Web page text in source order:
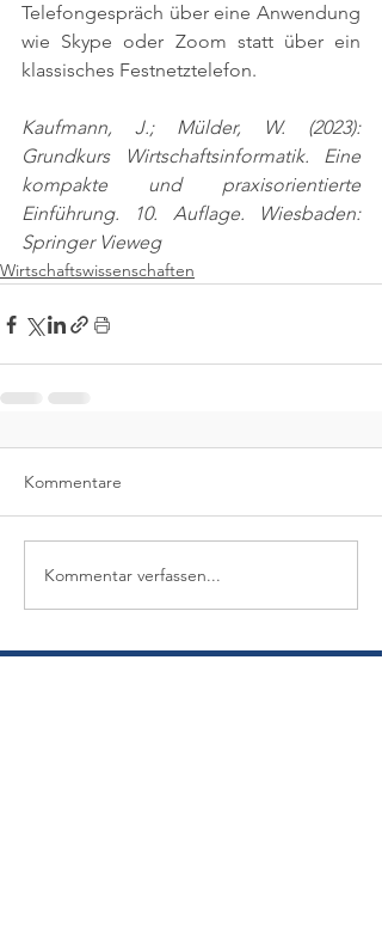
Telefongespräch über eine Anwendung
wie Skype oder Zoom statt über ein
klassisches Festnetztelefon.
Kaufmann, J.; Mülder, W. (2023):
Grundkurs Wirtschaftsinformatik. Eine
kompakte und praxisorientierte
Einführung. 10. Auflage. Wiesbaden:
Springer Vieweg
Wirtschaftswissenschaften
Kommentare
Kommentar verfassen...